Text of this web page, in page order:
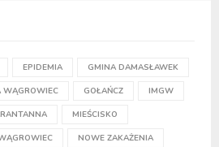
EPIDEMIA GMINA DAMASŁAWEK
WĄGROWIEC GOŁAŃCZ IMGW
MIEŚCISKO
NOWE ZAKAŻENIA